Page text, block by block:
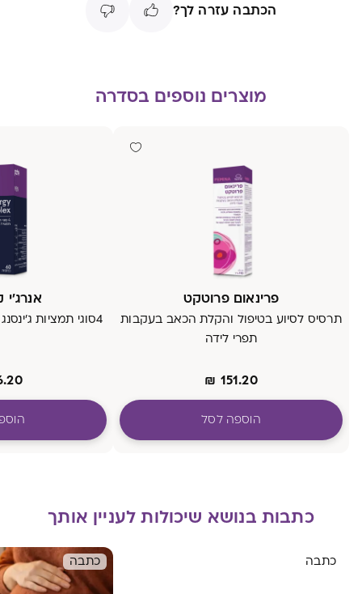
הכתבה עזרה לך?
מוצרים נוספים בסדרה
פרינאום פרוטקט
תרסיס לסיוע בטיפול והקלת הכאב בעקבות
תפרי לידה
₪ 151.20
הוספה לסל
4סוגי תמציות ג'ינסנג בשילוב תמצית מאקה
כתבות בנושא שיכולות לעניין אותך
כתבה כתבה